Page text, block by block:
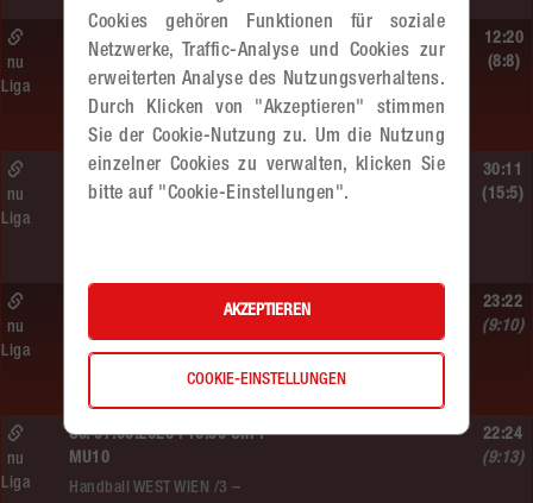
Sa. 13.06.2026 | 14:30 Uhr |
MADx WAT Atzgersdorf
nu
Liga
12:20
(8:8)
Sa. 13.06.2026 | 10:50 Uhr |
WU12
nu
Liga
30:11
(15:5)
So. 07.06.2026 | 14:30 Uhr |
MADx WAT Atzgersdorf –
HIB Handball Graz
nu
Liga
23:22
(9:10)
So. 07.06.2026 | 10:50 Uhr |
MU10
Handball WEST WIEN /3 –
nu
Liga
22:24
(9:13)
Cookies gehören Funktionen für soziale
Netzwerke, Traffic-Analyse und Cookies zur
erweiterten Analyse des Nutzungsverhaltens.
Durch Klicken von "Akzeptieren" stimmen
Sie der Cookie-Nutzung zu. Um die Nutzung
einzelner Cookies zu verwalten, klicken Sie
bitte auf "Cookie-Einstellungen".
AKZEPTIEREN
COOKIE-EINSTELLUNGEN